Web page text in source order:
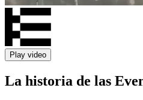
Play video
La historia de las